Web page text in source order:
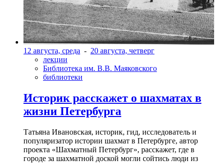
12 августа, среда - 20 августа, четверг
лекции
Библиотека им. В.В. Маяковского
библиотеки
Историк расскажет о шахматах в
жизни Петербурга
Татьяна Ивановская, историк, гид, исследователь и
популяризатор истории шахмат в Петербурге, автор
проекта «Шахматный Петербург», расскажет, где в
городе за шахматной доской могли сойтись люди из